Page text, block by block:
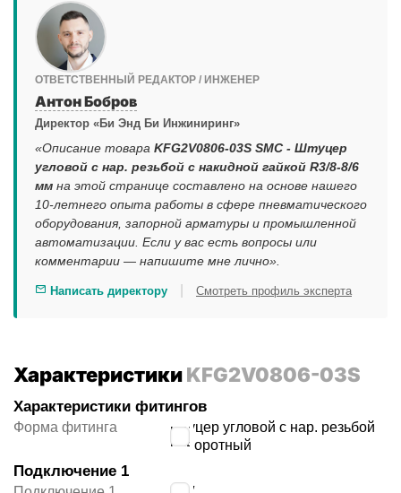
ОТВЕТСТВЕННЫЙ РЕДАКТОР / ИНЖЕНЕР
Антон Бобров
Директор «Би Энд Би Инжиниринг»
«Описание товара KFG2V0806-03S SMC - Штуцер
угловой с нар. резьбой с накидной гайкой R3/8-8/6
мм на этой странице составлено на основе нашего
10-летнего опыта работы в сфере пневматического
оборудования, запорной арматуры и промышленной
автоматизации. Если у вас есть вопросы или
комментарии — напишите мне лично».
Написать директору Смотреть профиль эксперта
ХарактеристикиKFG2V0806-03S
Характеристики фитингов
Форма фитинга
штуцер угловой с нар. резьбой
поворотный
Подключение 1